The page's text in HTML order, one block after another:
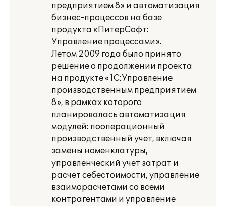
предприятием 8» и автоматизация
бизнес-процессов на базе
продукта «ПитерСофт:
Управление процессами».
Летом 2009 года было принято
решение о продолжении проекта
на продукте «1С:Управление
производственным предприятием
8», в рамках которого
планировалась автоматизация
модулей: пооперационный
производственный учет, включая
замены номенклатуры,
управленческий учет затрат и
расчет себестоимости, управление
взаиморасчетами со всеми
контрагентами и управление